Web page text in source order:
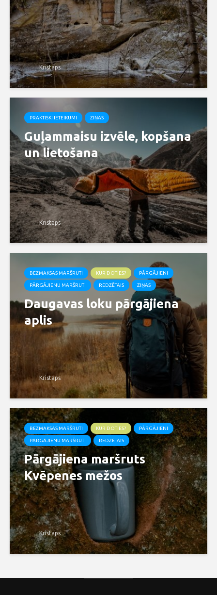
Kristaps
PRAKTISKI IETEIKUMI ZIŅAS
Guļammaisu izvēle, kopšana
un lietošana
Kristaps
BEZMAKSAS MARŠRUTI KUR DOTIES? PĀRGĀJIENI
PĀRGĀJIENU MARŠRUTI REDZĒTAIS ZIŅAS
Daugavas loku pārgājiena
aplis
Kristaps
BEZMAKSAS MARŠRUTI KUR DOTIES? PĀRGĀJIENI
PĀRGĀJIENU MARŠRUTI REDZĒTAIS
Pārgājiena maršruts
Kvēpenes mežos
Kristaps